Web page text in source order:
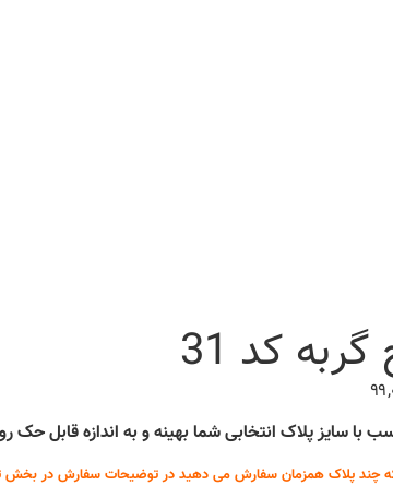
کد 31
با سایز پلاک انتخابی شما بهینه و به اندازه قابل
چند پلاک همزمان سفارش می دهید در توضیحات سفارش در بخش